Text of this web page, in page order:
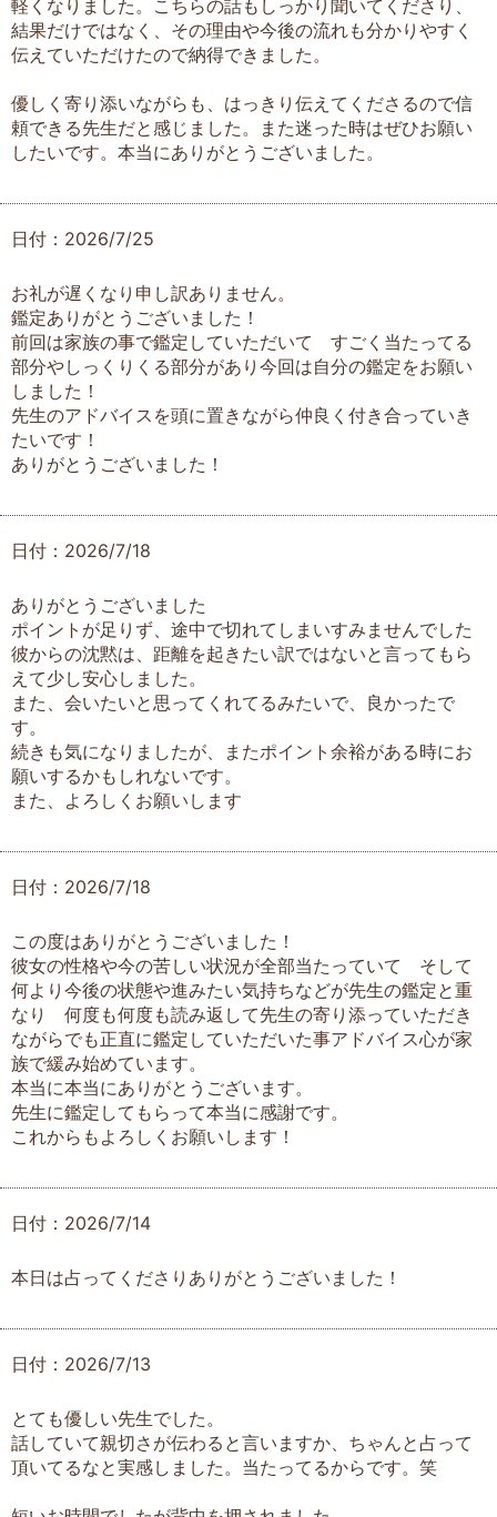
軽くなりました。こちらの話もしっかり聞いてくださり、
結果だけではなく、その理由や今後の流れも分かりやすく
伝えていただけたので納得できました。
優しく寄り添いながらも、はっきり伝えてくださるので信
頼できる先生だと感じました。また迷った時はぜひお願い
したいです。本当にありがとうございました。
日付：2026/7/25
お礼が遅くなり申し訳ありません。
鑑定ありがとうございました！
前回は家族の事で鑑定していただいて すごく当たってる
部分やしっくりくる部分があり今回は自分の鑑定をお願い
しました！
先生のアドバイスを頭に置きながら仲良く付き合っていき
たいです！
ありがとうございました！
日付：2026/7/18
ありがとうございました
ポイントが足りず、途中で切れてしまいすみませんでした
彼からの沈黙は、距離を起きたい訳ではないと言ってもら
えて少し安心しました。
また、会いたいと思ってくれてるみたいで、良かったで
す。
続きも気になりましたが、またポイント余裕がある時にお
願いするかもしれないです。
また、よろしくお願いします
日付：2026/7/18
この度はありがとうございました！
彼女の性格や今の苦しい状況が全部当たっていて そして
何より今後の状態や進みたい気持ちなどが先生の鑑定と重
なり 何度も何度も読み返して先生の寄り添っていただき
ながらでも正直に鑑定していただいた事アドバイス心が家
族で緩み始めています。
本当に本当にありがとうございます。
先生に鑑定してもらって本当に感謝です。
これからもよろしくお願いします！
日付：2026/7/14
本日は占ってくださりありがとうございました！
日付：2026/7/13
とても優しい先生でした。
話していて親切さが伝わると言いますか、ちゃんと占って
頂いてるなと実感しました。当たってるからです。笑